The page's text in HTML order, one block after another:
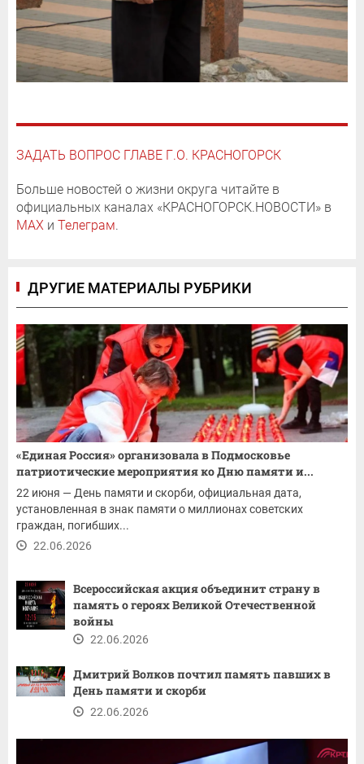
ЗАДАТЬ ВОПРОС ГЛАВЕ Г.О. КРАСНОГОРСК
Больше новостей о жизни округа читайте в
официальных каналах «КРАСНОГОРСК.НОВОСТИ» в
MAX и Телеграм.
ДРУГИЕ МАТЕРИАЛЫ РУБРИКИ
«Единая Россия» организовала в Подмосковье
патриотические мероприятия ко Дню памяти и...
22 июня — День памяти и скорби, официальная дата,
установленная в знак памяти о миллионах советских
граждан, погибших...
22.06.2026
Всероссийская акция объединит страну в
память о героях Великой Отечественной
войны
22.06.2026
Дмитрий Волков почтил память павших в
День памяти и скорби
22.06.2026